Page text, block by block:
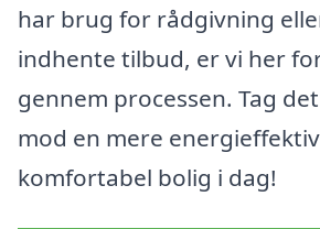
har brug for rådgivning
indhente tilbud, er vi her
gennem processen. Tag
mod en mere
komfortabel bolig i dag!